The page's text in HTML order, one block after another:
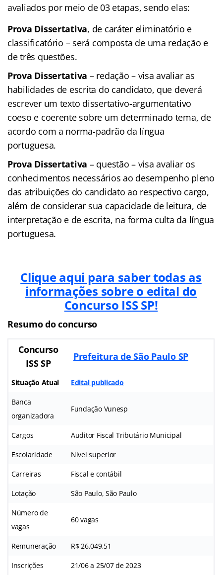
avaliados por meio de 03 etapas, sendo elas:
Prova Dissertativa, de caráter eliminatório e
classificatório – será composta de uma redação e
de três questões.
Prova Dissertativa – redação – visa avaliar as
habilidades de escrita do candidato, que deverá
escrever um texto dissertativo-argumentativo
coeso e coerente sobre um determinado tema, de
acordo com a norma-padrão da língua
portuguesa.
Prova Dissertativa – questão – visa avaliar os
conhecimentos necessários ao desempenho pleno
das atribuições do candidato ao respectivo cargo,
além de considerar sua capacidade de leitura, de
interpretação e de escrita, na forma culta da língua
portuguesa.
Clique aqui para saber todas as
informações sobre o edital do
Concurso ISS SP!
Resumo do concurso
Concurso
ISS SP
Prefeitura de São Paulo SP
Situação Atual Edital publicado
Banca
organizadora
Fundação Vunesp
Cargos Auditor Fiscal Tributário Municipal
Escolaridade Nível superior
Carreiras Fiscal e contábil
Lotação São Paulo, São Paulo
Número de
vagas
60 vagas
Remuneração R$ 26.049,51
Inscrições 21/06 a 25/07 de 2023